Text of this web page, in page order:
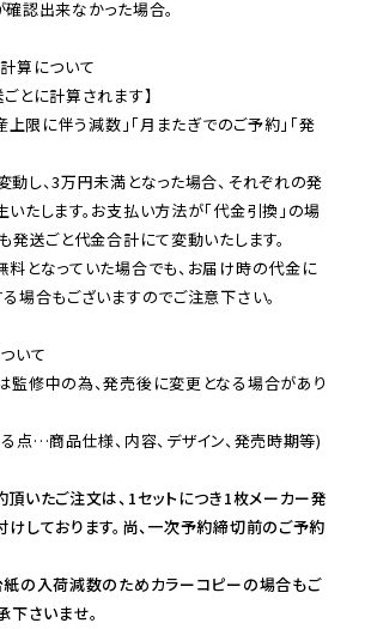
認出来なかった場合。
算について
とに計算されます】
産上限に伴う減数」「月またぎでのご予約」「発
し、3万円未満となった場合、それぞれの発
たします。お支払い方法が「代金引換」の場
となっていた場合でも、お届け時の代金に
場合もございますのでご注意下さい。
いて
監修中の為、発売後に変更となる場合があり
点…商品仕様、内容、デザイン、発売時期等)
いたご注文は、1セットにつき1枚メーカー発
しております。尚、一次予約締切前のご予約
の入荷減数のためカラーコピーの場合もご
下さいませ。